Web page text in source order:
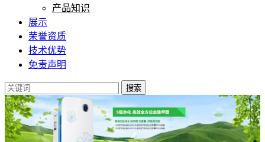
产品知识
展示
荣誉资质
技术优势
免责声明
搜索